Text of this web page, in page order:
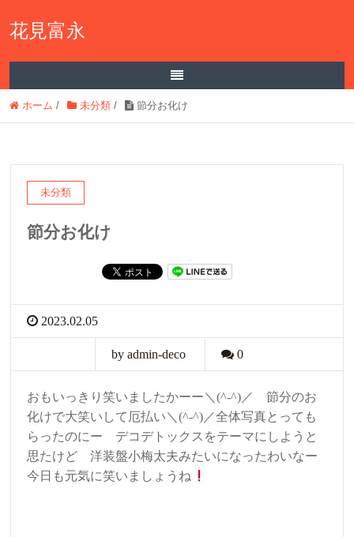
花見富永
ホーム / 未分類 / 節分お化け
未分類
節分お化け
2023.02.05
by admin-deco 0
おもいっきり笑いましたかーー＼(^-^)／ 節分のお
化けで大笑いして厄払い＼(^-^)／全体写真とっても
らったのにー デコデトックスをテーマにしようと
思たけど 洋装盤小梅太夫みたいになったわいなー
今日も元気に笑いましょうね